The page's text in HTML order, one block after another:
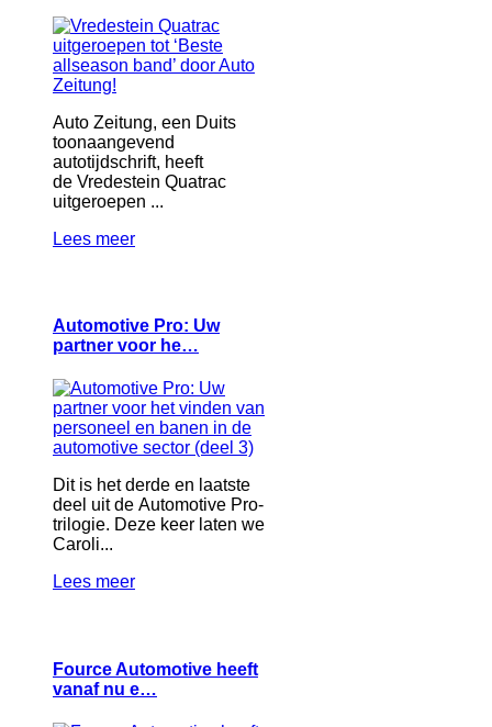
Auto Zeitung, een Duits
toonaangevend
autotijdschrift, heeft
de Vredestein Quatrac
uitgeroepen ...
Lees meer
Automotive Pro: Uw
partner voor he…
Dit is het derde en laatste
deel uit de Automotive Pro-
trilogie. Deze keer laten we
Caroli...
Lees meer
Fource Automotive heeft
vanaf nu e…